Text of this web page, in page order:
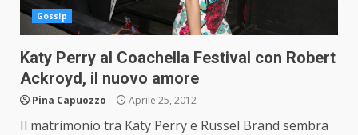
Gossip
Katy Perry al Coachella Festival con Robert
Ackroyd, il nuovo amore
Pina Capuozzo Aprile 25, 2012
Il matrimonio tra Katy Perry e Russel Brand sembra